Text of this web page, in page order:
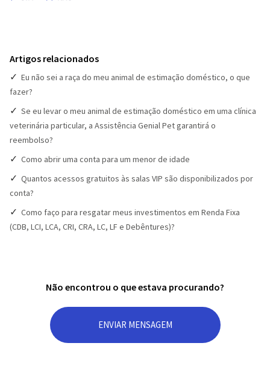
Artigos relacionados
Eu não sei a raça do meu animal de estimação doméstico, o que
fazer?
Se eu levar o meu animal de estimação doméstico em uma clínica
veterinária particular, a Assistência Genial Pet garantirá o
reembolso?
Como abrir uma conta para um menor de idade
Quantos acessos gratuitos às salas VIP são disponibilizados por
conta?
Como faço para resgatar meus investimentos em Renda Fixa
(CDB, LCI, LCA, CRI, CRA, LC, LF e Debêntures)?
Não encontrou o que estava procurando?
ENVIAR MENSAGEM